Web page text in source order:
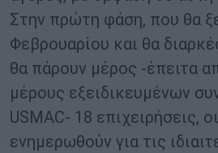
Στην πρώτη φάση, που θα
Φεβρουαρίου και θα
θα πάρουν μέρος -έπειτα
μέρους εξειδικευμένων
USMAC- 18 επιχειρήσεις,
ενημερωθούν για τις